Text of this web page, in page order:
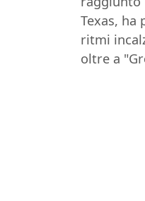
Texas, ha
ritmi
oltre a